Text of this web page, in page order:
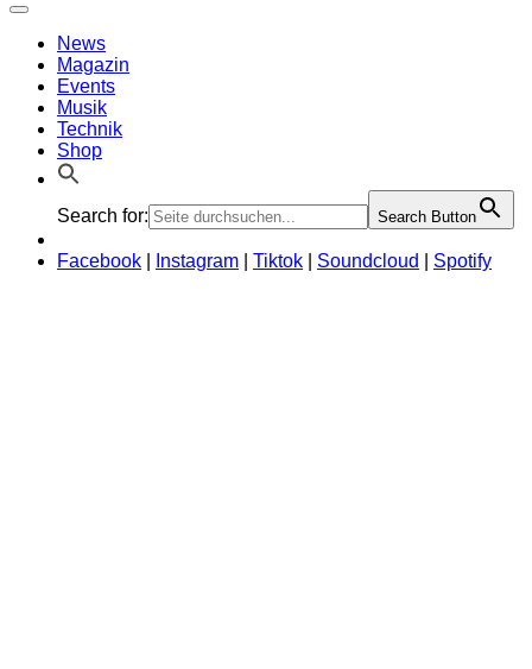
News
Magazin
Events
Musik
Technik
Shop
Search for: Search Button
Facebook Instagram Tiktok Soundcloud Spotify